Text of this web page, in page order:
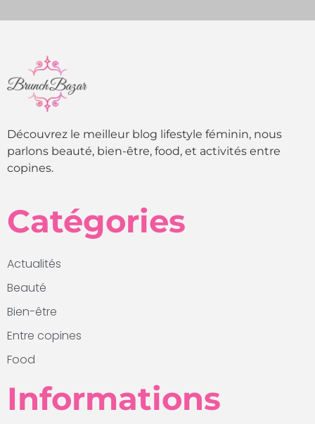
Découvrez le meilleur blog lifestyle féminin, nous
parlons beauté, bien-être, food, et activités entre
copines.
Catégories
Actualités
Beauté
Bien-être
Entre copines
Food
Informations